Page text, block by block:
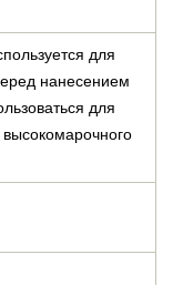
для
нанесением
для
высокомарочного